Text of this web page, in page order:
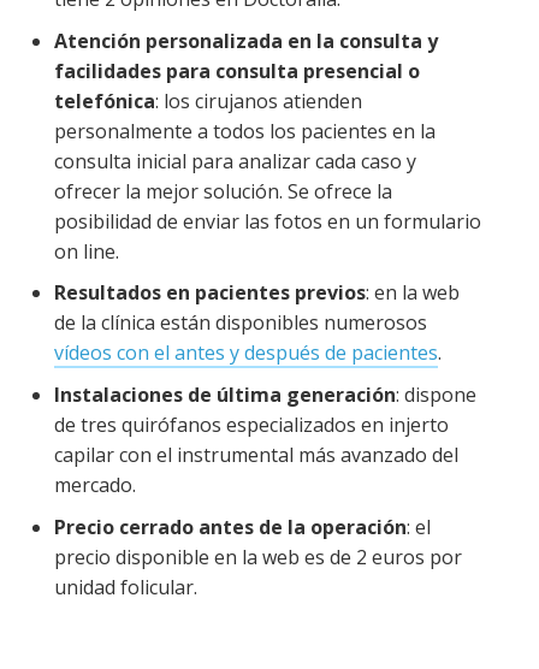
Atención personalizada en la consulta y
facilidades para consulta presencial o
telefónica: los cirujanos atienden
personalmente a todos los pacientes en la
consulta inicial para analizar cada caso y
ofrecer la mejor solución. Se ofrece la
posibilidad de enviar las fotos en un formulario
on line.
Resultados en pacientes previos: en la web
de la clínica están disponibles numerosos
vídeos con el antes y después de pacientes.
Instalaciones de última generación: dispone
de tres quirófanos especializados en injerto
capilar con el instrumental más avanzado del
mercado.
Precio cerrado antes de la operación: el
precio disponible en la web es de 2 euros por
unidad folicular.